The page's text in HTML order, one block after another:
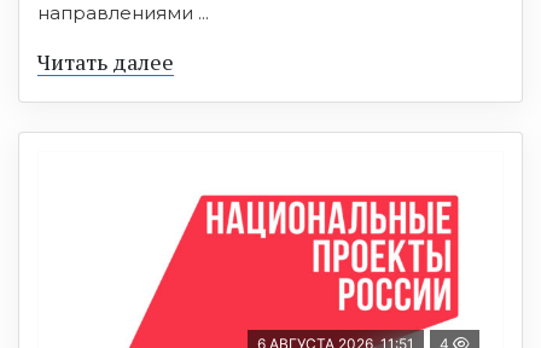
направлениями ...
Читать далее
6 АВГУСТА 2026, 11:51 4